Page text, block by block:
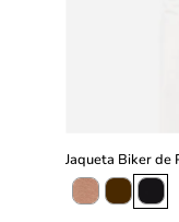
Jaqueta Biker de